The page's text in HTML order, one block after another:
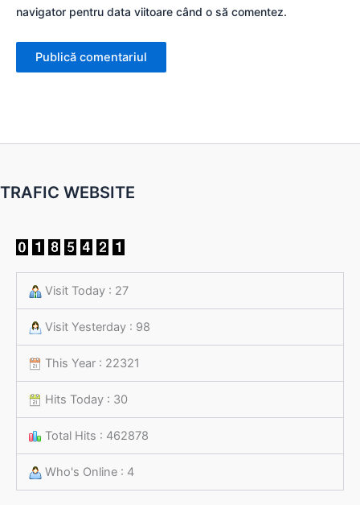
navigator pentru data viitoare când o să comentez.
TRAFIC WEBSITE
Visit Today : 27
Visit Yesterday : 98
This Year : 22321
Hits Today : 30
Total Hits : 462878
Who's Online : 4